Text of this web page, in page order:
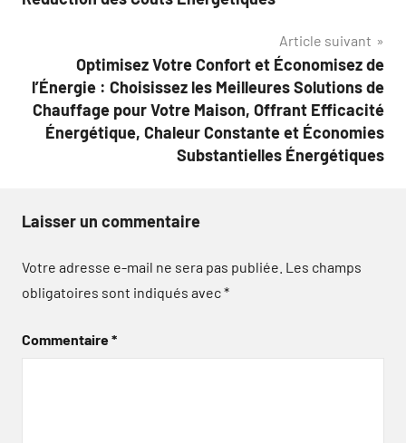
Article suivant
Optimisez Votre Confort et Économisez de
l’Énergie : Choisissez les Meilleures Solutions de
Chauffage pour Votre Maison, Offrant Efficacité
Énergétique, Chaleur Constante et Économies
Substantielles Énergétiques
Laisser un commentaire
Votre adresse e-mail ne sera pas publiée. Les champs
obligatoires sont indiqués avec*
Commentaire*